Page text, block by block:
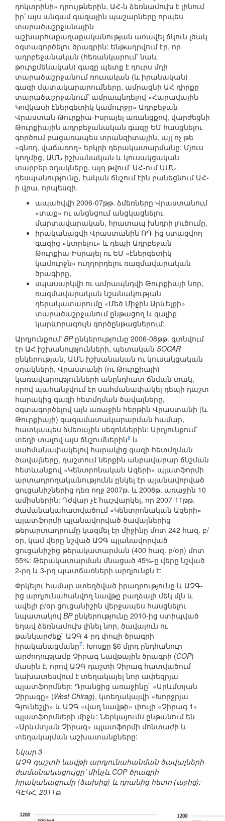
դոկտրինի» դրույթներին, ԱՀ-ն ձեռնամուխ է լինում
իր՝ այս անգամ գազային պաշարները որպես
տարածաշրջանային
աշխարհաքաղաքականության առավել ճկուն լծակ
օգտագործելու ծրագրին: Ենթադրվում էր, որ
ադրբեջանական (հեռանկարում՝ նաև
թուրքմենական) գազը պետք է դուրս մղի
տարածաշրջանում ռուսական (և իրանական)
գազի մատակարարումները, ամրացնի ԱՀ դիրքը
տարածաշրջանում՝ ամրապնդելով «Հարավային
Կովկասի էներգետիկ կամուրջը» Ադրբեջան-
Վրաստան-Թուրքիա-Իսրայել առանցքով, վարժեցնի
Թուրքիային ադրբեջանական գազը ԵՄ հասցնելու
գործում բացառապես տրանզիտային, այլ ոչ թե
«գնող, վաճառող» երկրի դերակատարմանը: Մյուս
կողմից, ԱՄՆ իշխանական և կուսակցական
տարբեր օղակները, այդ թվում՝ ԱՀ-ում ԱՄՆ
դեսպանությունը, էական ճնշում էին բանեցնում ԱՀ-
ի վրա, որպեսզի.
ապահվվի 2006-07թթ. ձմեռները Վրաստանում
«տաք» ու անցնցում անցկացնելու
մարտավարական, հրատապ խնդրի լուծումը,
իրականացվի Վրաստանին ՌԴ-ից ստացվող
գազից «կտրելու» և դեպի Ադրբեջան-
Թուրքիա-Իսրայել ու ԵՄ «էներգետիկ
կամուրջն» ուղղորդելու ռազմավարական
ծրագիրը,
սպասարկվի ու ամրապնդվի Թուրքիայի նոր,
ռազմավարական նշանակության
դերակատարումը «Մեծ Միջին Արևելքի»
տարածաշրջանում ընթացող և գալիք
կարևորագույն գործընթացներում:
Արդյունքում՝ BPընկերությունը 2006-08թթ. գտնվում
էր ԱՀ իշխանությունների, պետական SOCAR
ընկերության, ԱՄՆ իշխանական ու կուսակցական
օղակների, Վրաստանի (ու Թուրքիայի)
կառավարությունների անընդհատ ճնման տակ,
որով պահանջվում էր սահմանափակել դեպի դաշտ
հարակից գազի հետմղման ծավալները,
օգտագործելով այն առաջին հերթին Վրաստանի (և
Թուրքիայի) գազամատակարարման համար,
հատկապես ձմեռային սեզոններին: Արդյունքում՝
տեղի տալով այս ճնշումներին6 և
սահմանափակելով հարակից գազի հետմղման
ծավալները, դաշտում ներքին անբավարար ճնշման
հետևանքով «Կենտրոնական Ազերի» պլատֆորմի
արտադրողականությունն ընկել էր պլանավորված
ցուցանիշներից դեռ ողջ 2007թ. և 2008թ. առաջին 10
ամիսներին: Դժվար չէ հաշվարկել, որ 2007-11թթ.
ժամանակահատվածում «Կենտրոնական Ազերի»
պլատֆորմի պլանավորված ծավալներից
թերարտադրումը կազմել էր միջինը մոտ 242 հազ. բ/
օր, կամ վերը նշված ԱՉԳ պլանավորված
ցուցանիշից թերակատարման (400 հազ. բ/օր) մոտ
55%: Թերակատարման մնացած 45%-ը վերը նշված
2-րդ և 3-րդ պատճառների արդյունքն է:
Փրկելու համար ստեղծված իրադրությունը և ԱՉԳ-
ից արդյունահանվող նավթը բաղձալի մեկ մլն և
ավելի բ/օր ցուցանիշին վերջապես հասցնելու
նպատակով BPընկերությունը 2010-ից ստիպված
եղավ ձեռնամուխ լինել նոր, ծավալուն ու
թանկարժեք` ԱՉԳ 4-րդ փուլի ծրագրի
իրականացմանը7: Խոսքը $6 մլրդ ընդհանուր
արժողությամբ Չիրագ Նավթային ծրագրի (COP)
մասին է, որով ԱՉԳ դաշտի Չիրագ հատվածում
նախատեսվում է տեղակայել նոր ափեզրյա
պլատֆորմներ: Դրանցից առաջինը` «Արևմտյան
Չիրագը» (West Chirag), կտեղակայվի «Խորջրյա
Գյունեշլի» և ԱՉԳ «վաղ նավթի» փուլի «Չիրագ 1»
պլատֆորմների միջև: Ներկայումս ընթանում են
«Արևմտյան Չիրագ» պլատֆորմի մոնտաժի և
տեղակայման աշխատանքները:
Նկար 3
ԱՉԳ դաշտի նավթի արդյունահանման ծավալների
ժամանակացույցը՝ մինչև COP ծրագրի
իրականացումը (ձախից) և դրանից հետո (աջից):
ԳԷԿՀ, 2011թ.